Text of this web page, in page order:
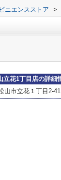
ニエンスストア >
立花1丁目店の詳細
山市立花１丁目2-41